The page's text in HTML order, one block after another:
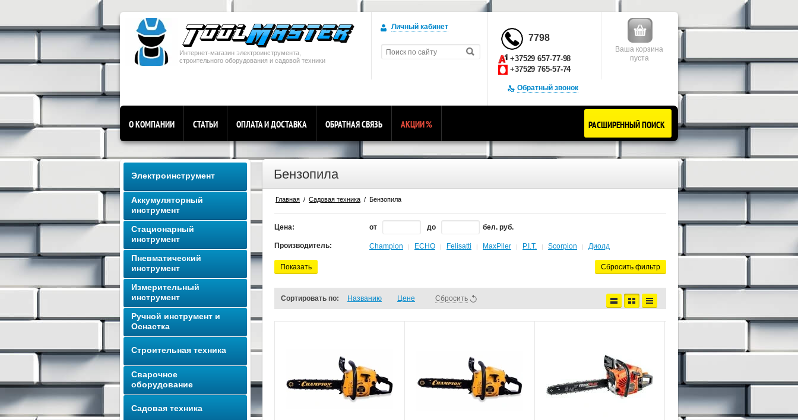
Интернет-магазин электроинструмента,
строительного оборудования и садовой техники
Личный кабинет
Ваша корзина
пуста
7798
+37529 657-77-98
+37529 765-57-74
Обратный звонок
О КОМПАНИИ СТАТЬИ ОПЛАТА И ДОСТАВКА ОБРАТНАЯ СВЯЗЬ АКЦИИ% РАСШИРЕННЫЙ ПОИСК
Электроинструмент
Аккумуляторный
инструмент
Стационарный
инструмент
Пневматический
инструмент
Измерительный
инструмент
Ручной инструмент и
Оснастка
Строительная техника
Сварочное
оборудование
Садовая техника
Бензопила
Главная
  /
Садовая техника
  /  Бензопила
Цена: от до бел. руб.
Производитель: Champion | ECHO | Felisatti | MaxPiler | P.I.T. | Scorpion | Диолд
Показать Сбросить фильтр
Сортировать по: Названию Цене Сбросить